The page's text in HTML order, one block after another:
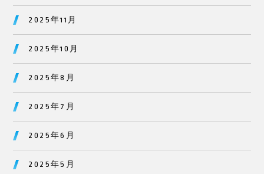
2025年11月
2025年10月
2025年8月
2025年7月
2025年6月
2025年5月